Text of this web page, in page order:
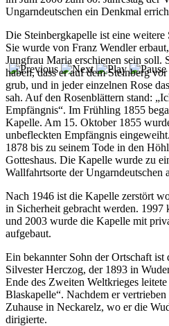
Ungarndeutschen ein Denkmal
Die Steinbergkapelle ist eine
Sie wurde von Franz Wendler
Jungfrau Maria erschienen sein soll.
haben, dass er auf dem Steinberg
grub, und in jeder einzelnen Rose
sah. Auf den Rosenblättern stand:
Empfängnis“. Im Frühling 1855
Kapelle. Am 15. Oktober 1855
unbefleckten Empfängnis
1878 bis zu seinem Tode in den
Gotteshaus. Die Kapelle wurde zu
Wallfahrtsorte der Ungarndeutschen
Nach 1946 ist die Kapelle zerstört
in Sicherheit gebracht werden. 1997
und 2003 wurde die Kapelle mit
aufgebaut.
Ein bekannter Sohn der Ortschaft
Silvester Herczog, der 1893 in
Ende des Zweiten Weltkrieges
Blaskapelle“. Nachdem er
Zuhause in Neckarelz, wo er die
dirigierte.